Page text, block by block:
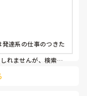
て、、
達系の仕事のつきた
れませんが、検索し